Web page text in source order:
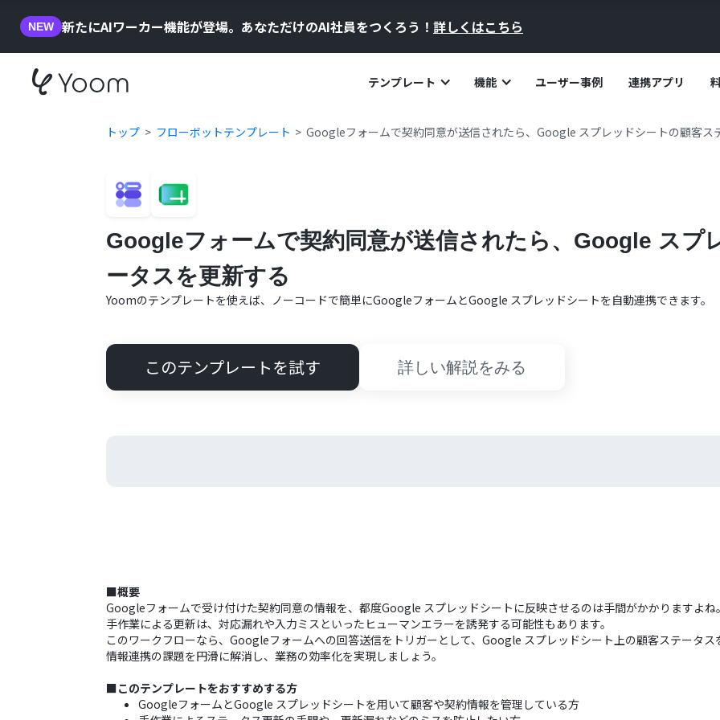
NEW 新たにAIワーカー機能が登場。あなただけのAI社員をつくろう！ 詳しくはこちら
テンプレート 機能 ユーザー事例 連携アプリ
トップ フローボットテンプレート Googleフォームで契約同意が送信されたら、Google スプレッドシートの顧客ス
Googleフォームで契約同意が送信されたら、Google スプ
ータスを更新する
Yoomのテンプレートを使えば、ノーコードで簡単にGoogleフォームとGoogle スプレッドシートを自動連携できます。
このテンプレートを試す 詳しい解説をみる
■概要
Googleフォームで受け付けた契約同意の情報を、都度Google スプレッドシートに反映させるのは手間がかかりますよね。
手作業による更新は、対応漏れや入力ミスといったヒューマンエラーを誘発する可能性もあります。
このワークフローなら、Googleフォームへの回答送信をトリガーとして、Google スプレッドシート上の顧客ステータス
情報連携の課題を円滑に解消し、業務の効率化を実現しましょう。
■このテンプレートをおすすめする方
GoogleフォームとGoogle スプレッドシートを用いて顧客や契約情報を管理している方